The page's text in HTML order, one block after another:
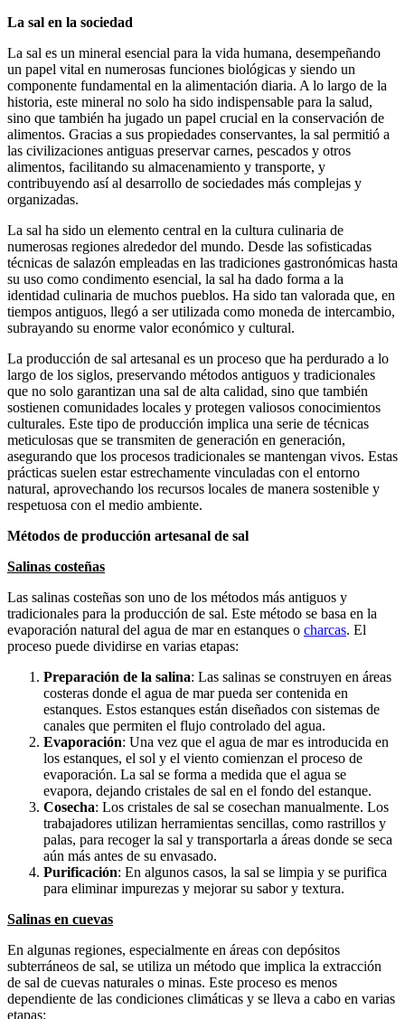
La sal en la sociedad
La sal es un mineral esencial para la vida humana, desempeñando
un papel vital en numerosas funciones biológicas y siendo un
componente fundamental en la alimentación diaria. A lo largo de la
historia, este mineral no solo ha sido indispensable para la salud,
sino que también ha jugado un papel crucial en la conservación de
alimentos. Gracias a sus propiedades conservantes, la sal permitió a
las civilizaciones antiguas preservar carnes, pescados y otros
alimentos, facilitando su almacenamiento y transporte, y
contribuyendo así al desarrollo de sociedades más complejas y
organizadas.
La sal ha sido un elemento central en la cultura culinaria de
numerosas regiones alrededor del mundo. Desde las sofisticadas
técnicas de salazón empleadas en las tradiciones gastronómicas hasta
su uso como condimento esencial, la sal ha dado forma a la
identidad culinaria de muchos pueblos. Ha sido tan valorada que, en
tiempos antiguos, llegó a ser utilizada como moneda de intercambio,
subrayando su enorme valor económico y cultural.
La producción de sal artesanal es un proceso que ha perdurado a lo
largo de los siglos, preservando métodos antiguos y tradicionales
que no solo garantizan una sal de alta calidad, sino que también
sostienen comunidades locales y protegen valiosos conocimientos
culturales. Este tipo de producción implica una serie de técnicas
meticulosas que se transmiten de generación en generación,
asegurando que los procesos tradicionales se mantengan vivos. Estas
prácticas suelen estar estrechamente vinculadas con el entorno
natural, aprovechando los recursos locales de manera sostenible y
respetuosa con el medio ambiente.
Métodos de producción artesanal de sal
Salinas costeñas
Las salinas costeñas son uno de los métodos más antiguos y
tradicionales para la producción de sal. Este método se basa en la
evaporación natural del agua de mar en estanques o charcas. El
proceso puede dividirse en varias etapas:
Preparación de la salina: Las salinas se construyen en áreas
costeras donde el agua de mar pueda ser contenida en
estanques. Estos estanques están diseñados con sistemas de
canales que permiten el flujo controlado del agua.
Evaporación: Una vez que el agua de mar es introducida en
los estanques, el sol y el viento comienzan el proceso de
evaporación. La sal se forma a medida que el agua se
evapora, dejando cristales de sal en el fondo del estanque.
Cosecha: Los cristales de sal se cosechan manualmente. Los
trabajadores utilizan herramientas sencillas, como rastrillos y
palas, para recoger la sal y transportarla a áreas donde se seca
aún más antes de su envasado.
Purificación: En algunos casos, la sal se limpia y se purifica
para eliminar impurezas y mejorar su sabor y textura.
Salinas en cuevas
En algunas regiones, especialmente en áreas con depósitos
subterráneos de sal, se utiliza un método que implica la extracción
de sal de cuevas naturales o minas. Este proceso es menos
dependiente de las condiciones climáticas y se lleva a cabo en varias
etapas: